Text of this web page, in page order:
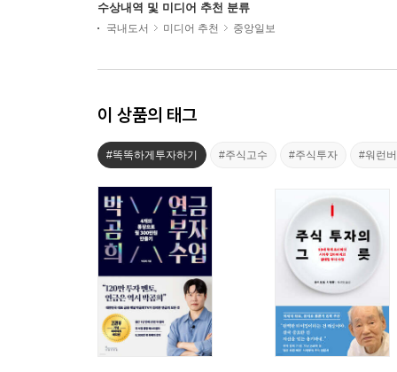
수상내역 및 미디어 추천 분류
국내도서 미디어 추천 중앙일보
이 상품의 태그
#똑똑하게투자하기 #주식고수 #주식투자 #워런